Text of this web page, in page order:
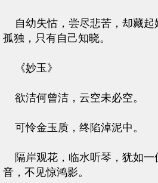
自幼失怙，尝尽悲苦，却藏起
孤独，只有自己知晓。
《妙玉》
欲洁何曾洁，云空未必空。
可怜金玉质，终陷淖泥中。
隔岸观花，临水听琴，犹如一
音，不见惊鸿影。